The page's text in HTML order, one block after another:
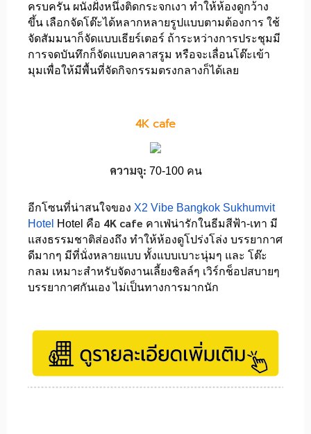
ครบครัน ผนังฝั่งหนึ่งติดกระจกเงา ทำให้ห้องดูกว้าง
ขึ้น เลือกจัดโต๊ะได้หลากหลายรูปแบบตามต้องการ ใช้
จัดสัมมนาก็จัดแบบเธียร์เตอร์ ถ้าระหว่างการประชุมมี
การจดบันทึกก็จัดแบบคลาสรูม หรือจะเลื่อนโต๊ะเข้า
มุมเพื่อให้มีพื้นที่จัดกิจกรรมตรงกลางก็ได้เลย
4K cafe
ความจุ: 70-100 คน
อีกโซนที่น่าสนใจของ X2 Vibe Bangkok Sukhumvit
Hotel Hotel คือ 4K cafe คาเฟ่น่ารักในธีมสีฟ้า-เทา มี
แสงธรรมชาติส่องถึง ทำให้ห้องดูโปร่งโล่ง บรรยากาศ
ดีมากๆ มีที่นั่งหลายแบบ ทั้งแบบเบาะนุ่มๆ และ โต๊ะ
กลม เหมาะสำหรับจัดงานเลี้ยงชิลล์ๆ เวิร์กช็อปสบายๆ
บรรยากาศกันเอง ไม่เป็นทางการมากนัก